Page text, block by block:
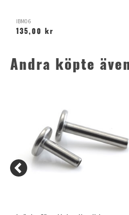
IBM06
135,00 kr
Andra köpte